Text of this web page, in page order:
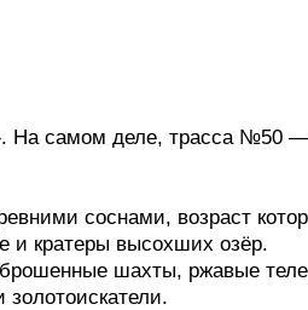
На самом деле, трасса №50
соснами, возраст
и кратеры высохших озёр.
шахты, ржавые
золотоискатели.